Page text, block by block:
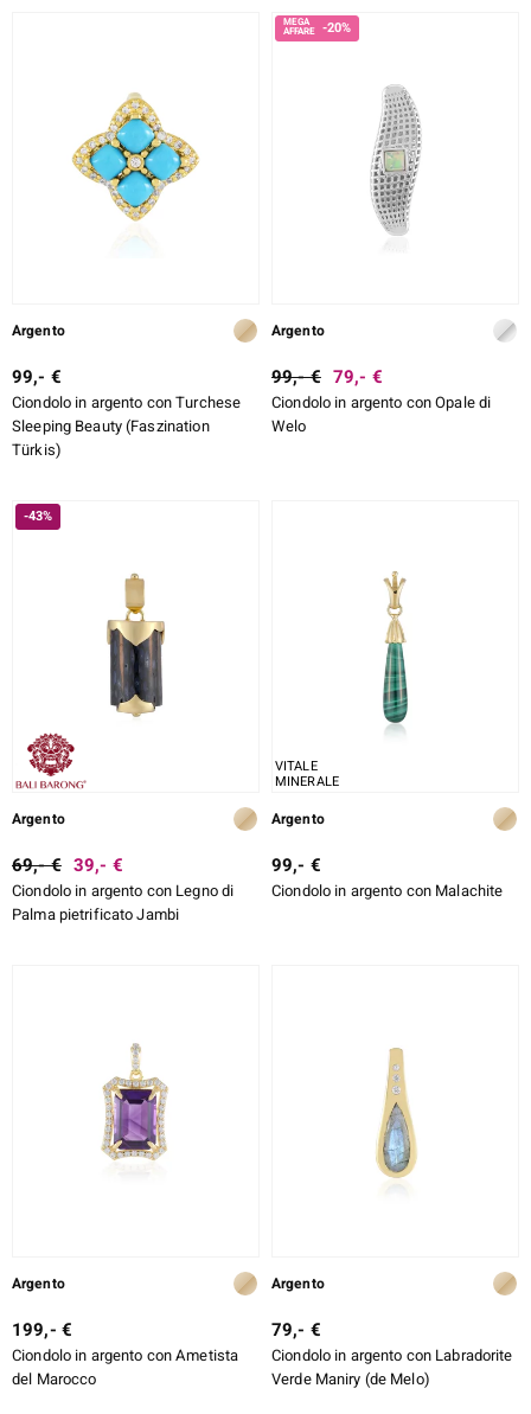
Argento
99,- €
Ciondolo in argento con Turchese
Sleeping Beauty (Faszination
Türkis)
-20%
Argento
99,- € 79,- €
Ciondolo in argento con Opale di
Welo
-43%
Argento
69,- € 39,- €
Ciondolo in argento con Legno di
Palma pietrificato Jambi
VITALE
MINERALE
Argento
99,- €
Ciondolo in argento con Malachite
Argento
199,- €
Ciondolo in argento con Ametista
del Marocco
Argento
79,- €
Ciondolo in argento con Labradorite
Verde Maniry (de Melo)